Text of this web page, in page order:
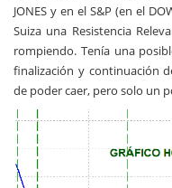
JONES y en el S&P (en el
Suiza una Resistencia
rompiendo. Tenía una
finalización y continuación
de poder caer, pero solo un